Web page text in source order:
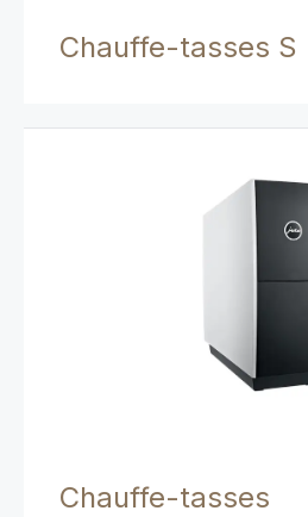
Chauffe-tasses S
Chauffe-tasses